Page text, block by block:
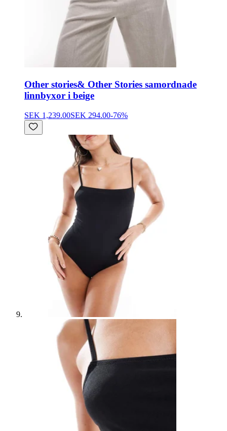
Other stories& Other Stories samordnade
linnbyxor i beige
SEK 1,239.00SEK 294.00-76%